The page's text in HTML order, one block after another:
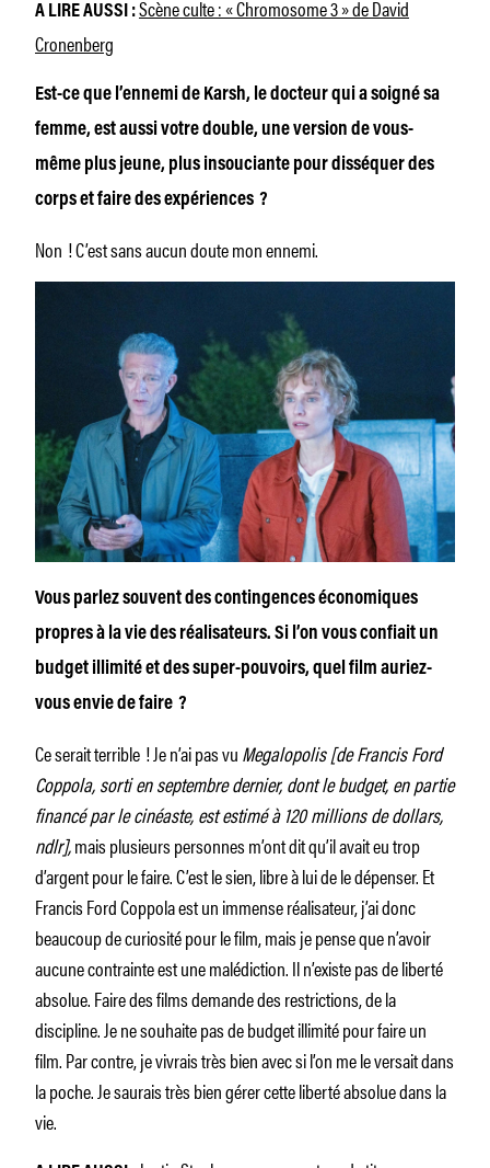
A LIRE AUSSI :Scène culte : « Chromosome 3 » de David
Cronenberg
Est-ce que l’ennemi de Karsh, le docteur qui a soigné sa
femme, est aussi votre double, une version de vous-
même plus jeune, plus insouciante pour disséquer des
corps et faire des expériences ?
Non ! C’est sans aucun doute mon ennemi.
Vous parlez souvent des contingences économiques
propres à la vie des réalisateurs. Si l’on vous confiait un
budget illimité et des super­-pouvoirs, quel film auriez-
vous envie de faire ?
Ce serait terrible ! Je n’ai pas vuMegalopolis [de Francis Ford
Coppola, sorti en septembre dernier, dont le budget, en partie
financé par le cinéaste, est estimé à 120 millions de dollars,
ndlr],mais plusieurs personnes m’ont dit qu’il avait eu trop
d’argent pour le faire. C’est le sien, libre à lui de le dépenser. Et
Francis Ford Coppola est un immense réalisateur, j’ai donc
beaucoup de curiosité pour le film, mais je pense que n’avoir
aucune contrainte est une malédiction. Il n’existe pas de liberté
absolue. Faire des films demande des restrictions, de la
discipline. Je ne souhaite pas de budget illimité pour faire un
film. Par contre, je vivrais très bien avec si l’on me le versait dans
la poche. Je saurais très bien gérer cette liberté absolue dans la
vie.